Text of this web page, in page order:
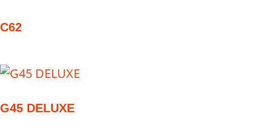
C62
G45 DELUXE